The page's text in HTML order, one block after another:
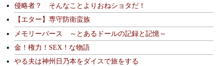
侵略者？ そんなことよりおねショタだ！
【エター】専守防衛蛮族
メモリーバース ～とあるドールの記録と記憶～
金！権力！SEX！な物語
やる夫は神州日乃本をダイスで旅をする